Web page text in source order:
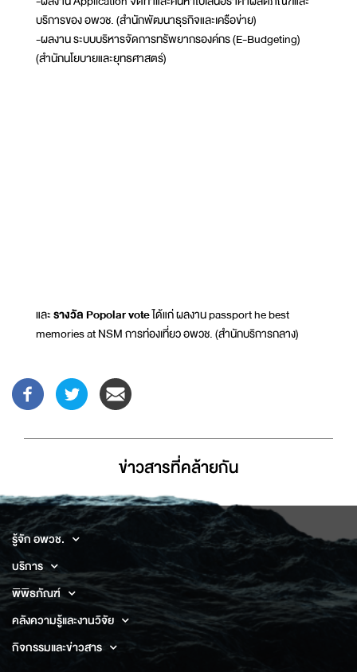
บริการของ อพวช. (สำนักพัฒนาธุรกิจและเครือข่าย)
-ผลงาน ระบบบริหารจัดการทรัพยากรองค์กร (E-Budgeting)
(สำนักนโยบายและยุทธศาสตร์)
และรางวัล Popolar voteได้แก่ ผลงาน passport he best
memories at NSM การท่องเที่ยว อพวช. (สำนักบริการกลาง)
ข่าวสารที่่คล้ายกัน
รู้จัก อพวช.
บริการ
พิพิธภัณฑ์
คลังความรู้และงานวิจัย
กิจกรรมและข่าวสาร